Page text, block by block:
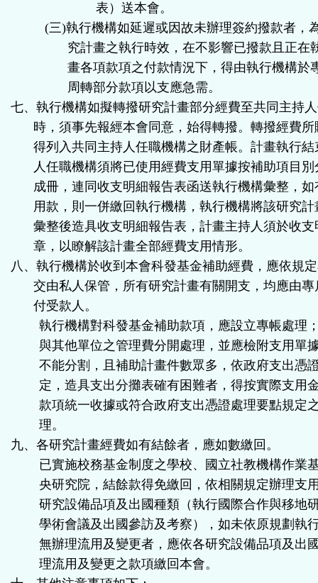
表）送本會。
(三)執行機構如延遲或因故未辦理簽約撥款者，
究計畫之執行時效，在不影響已撥款且正在
畫各項款項之付款情況下，得由執行機構於
周轉部分款項以支應急需。
七、執行機構如擬轉撥研究計畫部分經費至共同主持
時，須事先報經本會同意，始得轉撥。轉撥經費
得列入共同主持人任職機構之財產帳。計畫執行
人任職機構須將已使用經費支用單據按補助項目
成冊，連同收支明細報告表函送執行機構彙整，
用款，則一併繳回執行機構，執行機構將該研究
彙整後造具收支明細報告表，計畫主持人須於收
章，以瞭解該計畫全部經費支用情形。
八、執行機構於收到本會科發基金補助經費，應依規
交由私人保管，所有研究計畫有關開支，均應由
付受款人。
執行機構對科發基金補助款項，應設立專帳處理
與其他單位之管理費分開處理，並應檢附支用單
不能分割，且補助計畫件數眾多，依政府支出憑
定，造具支出分攤表確有困難者，得按實際支用
款項統一收據或符合政府支出憑證處理要點規定
理。
九、各研究計畫經費如有結餘者，應如數繳回。
已實施校務基金制度之學校、國立社教機構作業
央研究院，結餘款得免繳回，依相關規定辦理支
研究設備品項及出國種類（執行國際合作與移地
學術會議及出國參訪及考察），如未依原規劃執
無辦理流用及變更者，應依各研究設備品項及出
理流用及變更之款項繳回本會。